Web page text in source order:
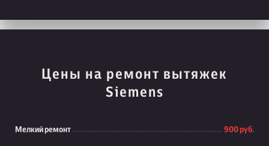
Цены на ремонт вытяжек
Siemens
Мелкий ремонт 900 руб.